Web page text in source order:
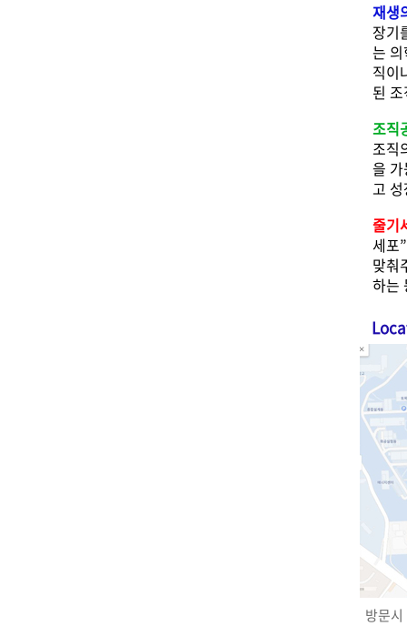
재생
장기
는
직이
된
조직
조직
을
고
줄기
세포
맞춰
하는
방문